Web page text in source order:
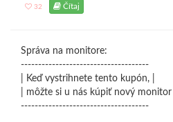
32 Čítaj
Správa na monitore:
-------------------------------------
| Keď vystrihnete tento kupón, |
| môžte si u nás kúpiť nový monitor |
-------------------------------------